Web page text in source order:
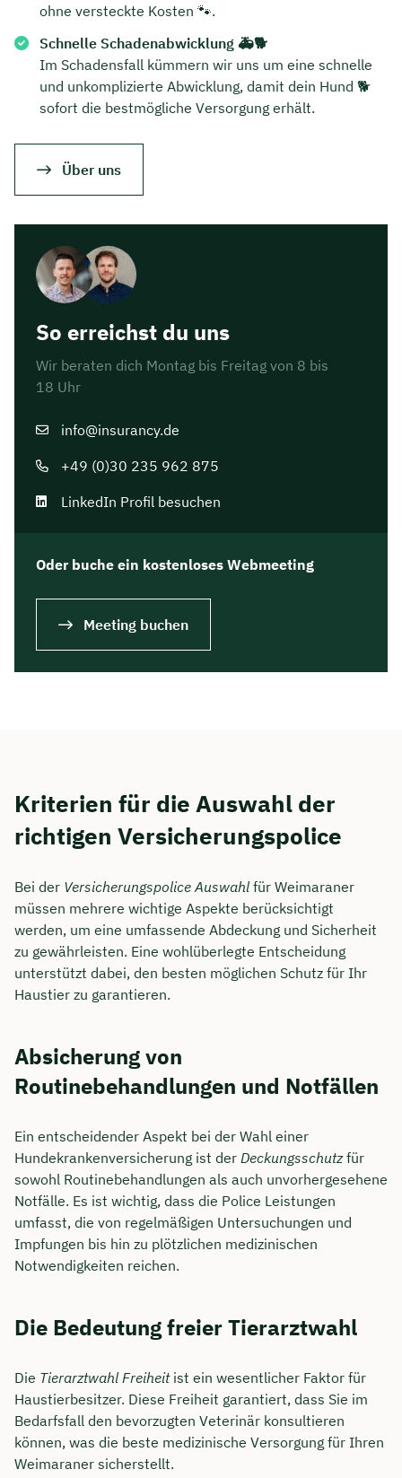
ohne versteckte Kosten 🐾.
Schnelle Schadenabwicklung 🚑🐕
Im Schadensfall kümmern wir uns um eine schnelle
und unkomplizierte Abwicklung, damit dein Hund 🐕
sofort die bestmögliche Versorgung erhält.
Über uns
So erreichst du uns
Wir beraten dich Montag bis Freitag von 8 bis
18 Uhr
info@insurancy.de
+49 (0)30 235 962 875
LinkedIn Profil besuchen
Oder buche ein kostenloses Webmeeting
Meeting buchen
Kriterien für die Auswahl der
richtigen Versicherungspolice
Bei der Versicherungspolice Auswahl für Weimaraner
müssen mehrere wichtige Aspekte berücksichtigt
werden, um eine umfassende Abdeckung und Sicherheit
zu gewährleisten. Eine wohlüberlegte Entscheidung
unterstützt dabei, den besten möglichen Schutz für Ihr
Haustier zu garantieren.
Absicherung von
Routinebehandlungen und Notfällen
Ein entscheidender Aspekt bei der Wahl einer
Hundekrankenversicherung ist der Deckungsschutzfür
sowohl Routinebehandlungen als auch unvorhergesehene
Notfälle. Es ist wichtig, dass die Police Leistungen
umfasst, die von regelmäßigen Untersuchungen und
Impfungen bis hin zu plötzlichen medizinischen
Notwendigkeiten reichen.
Die Bedeutung freier Tierarztwahl
Die Tierarztwahl Freiheitist ein wesentlicher Faktor für
Haustierbesitzer. Diese Freiheit garantiert, dass Sie im
Bedarfsfall den bevorzugten Veterinär konsultieren
können, was die beste medizinische Versorgung für Ihren
Weimaraner sicherstellt.